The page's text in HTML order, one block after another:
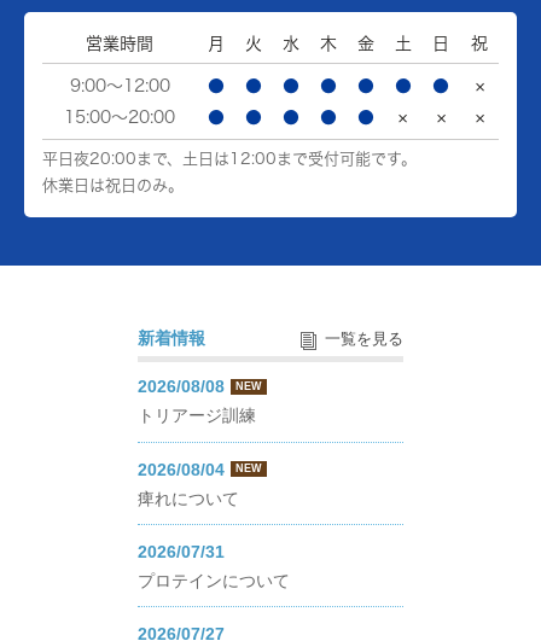
営業時間 月 火 水 木 金 土 日 祝
9:00～12:00 ● ● ● ● ● ● ●
×
15:00～20:00
● ● ● ● ● × × ×
平日夜20:00まで、土日は12:00まで受付可能です。
休業日は祝日のみ。
新着情報 一覧を見る
2026/08/08 NEW
トリアージ訓練
2026/08/04 NEW
痺れについて
2026/07/31
プロテインについて
2026/07/27